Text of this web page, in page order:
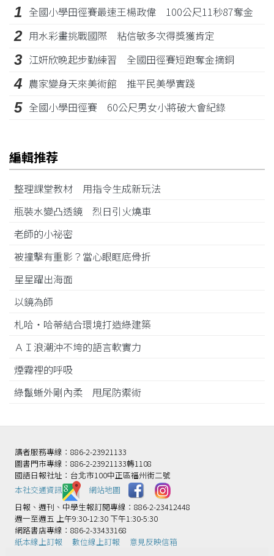
1 全國小學田徑賽最速王楊政偉 100公尺11秒87奪金
2 用水彩畫挑戰國際 粘信敏多次得獎獲肯定
3 江姸欣晚起步勤練習 全國田徑賽短跑奪金摘銅
4 農家變身天來美術館 推平民美學實踐
5 全國小學田徑賽 60公尺男女小將破大會紀錄
編輯推荐
整理課堂教材 用指令生成新玩法
瓶裝水變凸透鏡 烈日引火燒車
老師的小祕密
被撞擊有重影？當心眼眶底骨折
星星躍出海面
以鏡為師
札哈‧哈蒂結合環境打造綠建築
ＡＩ浪潮沖不垮的語言軟實力
煙霧裡的呼吸
綠鬣蜥外剛內柔 甩尾防禦術
讀者服務專線：886-2-23921133
圖書門市專線：886-2-23921133轉1108
國語日報社址：台北市100中正區福州街二號
本社交通資訊️
網站地圖
日報、週刊、中學生報訂閱專線：886-2-23412448
週一至週五 上午9:30-12:30 下午1:30-5:30
網路書店專線：886-2-33433168
紙本線上訂報
數位線上訂報
意見反映信箱